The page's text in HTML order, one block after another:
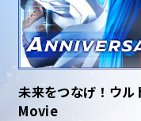
未来をつなげ！ウ
Movie